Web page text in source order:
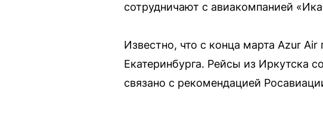
сотрудничают с авиакомпанией
Известно, что с конца марта Azur
Екатеринбурга. Рейсы из Иркутска
связано с рекомендацией